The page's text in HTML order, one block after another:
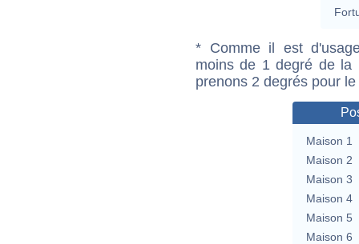
* Comme il est
moins de 1 degré de la
prenons 2 degrés pour
Maison 1
Maison 2
Maison 3
Maison 4
Maison 5
Maison 6